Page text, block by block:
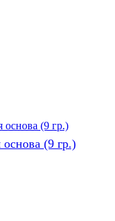
основа (9 гр.)